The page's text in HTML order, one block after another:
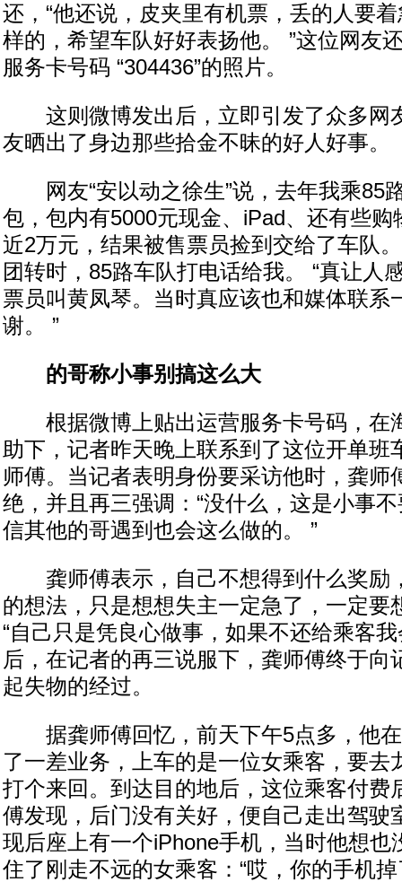
还，“他还说，皮夹里有机票，丢的人要
样的，希望车队好好表扬他。 ”这位网友
服务卡号码 “304436”的照片。
这则微博发出后，立即引发了众多网
友晒出了身边那些拾金不昧的好人好事。
网友“安以动之徐生”说，去年我乘85
包，包内有5000元现金、iPad、还有些购
近2万元，结果被售票员捡到交给了车队
团转时，85路车队打电话给我。 “真让人
票员叫黄凤琴。当时真应该也和媒体联系
谢。 ”
的哥称小事别搞这么大
根据微博上贴出运营服务卡号码，在
助下，记者昨天晚上联系到了这位开单班
师傅。当记者表明身份要采访他时，龚师
绝，并且再三强调：“没什么，这是小事
信其他的哥遇到也会这么做的。 ”
龚师傅表示，自己不想得到什么奖励
的想法，只是想想失主一定急了，一定要
“自己只是凭良心做事，如果不还给乘客
后，在记者的再三说服下，龚师傅终于向
起失物的经过。
据龚师傅回忆，前天下午5点多，他在
了一差业务，上车的是一位女乘客，要去
打个来回。到达目的地后，这位乘客付费
傅发现，后门没有关好，便自己走出驾驶
现后座上有一个iPhone手机，当时他想也
住了刚走不远的女乘客：“哎，你的手机